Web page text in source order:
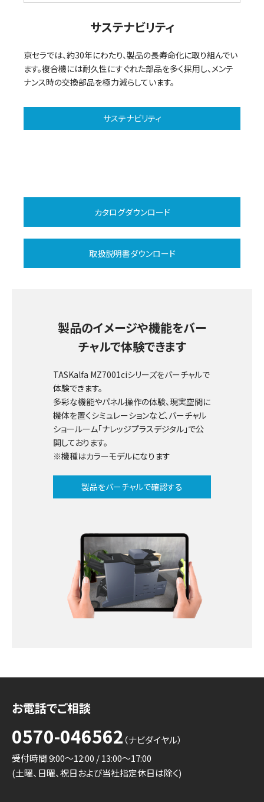
サステナビリティ
京セラでは、約30年にわたり、製品の長寿命化に取り組んでい
ます。複合機には耐久性にすぐれた部品を多く採用し、メンテ
ナンス時の交換部品を極力減らしています。
サステナビリティ
カタログダウンロード
取扱説明書ダウンロード
製品のイメージや機能をバー
チャルで体験できます
TASKalfa MZ7001ciシリーズをバーチャルで
体験できます。
多彩な機能やパネル操作の体験、現実空間に
機体を置くシミュレーションなど、バーチャル
ショールーム「ナレッジプラスデジタル」で公
開しております。
※機種はカラーモデルになります
製品をバーチャルで確認する
お電話でご相談
0570-046562 （ナビダイヤル）
受付時間 9:00～12:00 / 13:00～17:00
(土曜、日曜、祝日および当社指定休日は除く)